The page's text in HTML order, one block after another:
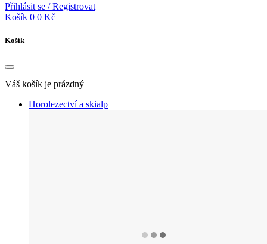
Přihlásit se / Registrovat
Košík 0 0 Kč
Košík
Váš košík je prázdný
Horolezectví a skialp